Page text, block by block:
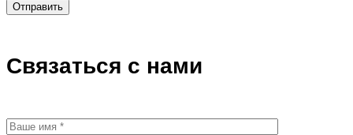
Отправить
Связаться с нами